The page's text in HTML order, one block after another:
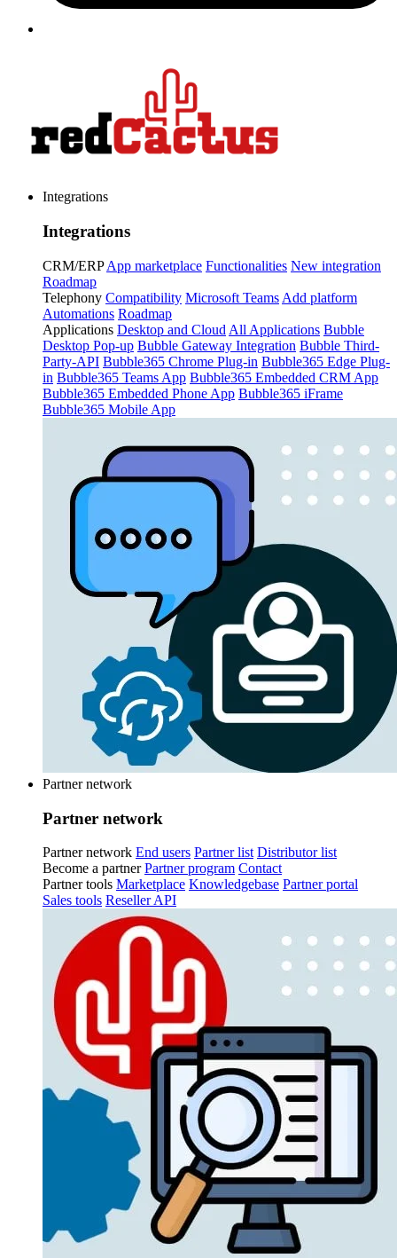
Integrations
Integrations
CRM/ERP App marketplace Functionalities New integration
Roadmap
Telephony Compatibility Microsoft Teams Add platform
Automations Roadmap
Applications Desktop and Cloud All Applications Bubble
Desktop Pop-up Bubble Gateway Integration Bubble Third-
Party-API Bubble365 Chrome Plug-in Bubble365 Edge Plug-
in Bubble365 Teams App Bubble365 Embedded CRM App
Bubble365 Embedded Phone App Bubble365 iFrame
Bubble365 Mobile App
Partner network
Partner network
Partner network End users Partner list Distributor list
Become a partner Partner program Contact
Partner tools Marketplace Knowledgebase Partner portal
Sales tools Reseller API